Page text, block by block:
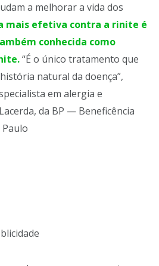
a melhorar a vida dos
mais efetiva contra a rinite é
conhecida como
“É o único tratamento que
natural da doença”,
em alergia e
da BP — Beneficência